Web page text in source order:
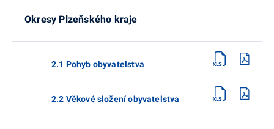
Okresy Plzeňského kraje
2.1 Pohyb obyvatelstva
2.2 Věkové složení obyvatelstva